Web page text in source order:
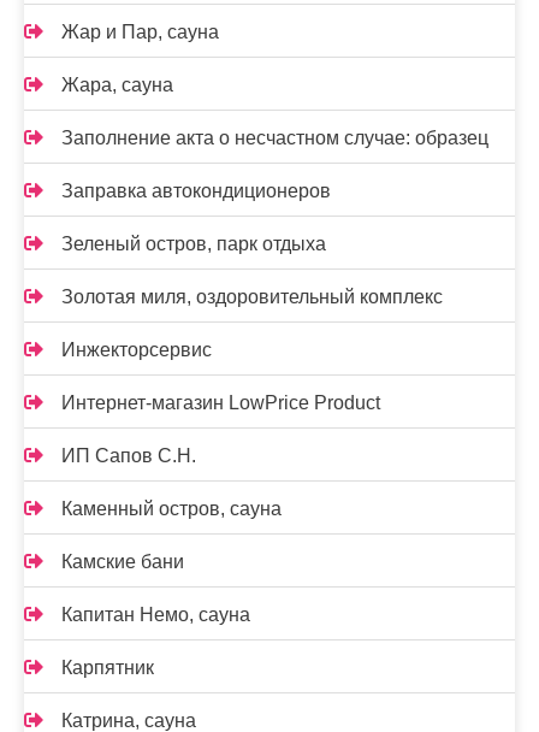
Жар и Пар, сауна
Жара, сауна
Заполнение акта о несчастном случае: образец
Заправка автокондиционеров
Зеленый остров, парк отдыха
Золотая миля, оздоровительный комплекс
Инжекторсервис
Интернет-магазин LowPrice Product
ИП Сапов С.Н.
Каменный остров, сауна
Камские бани
Капитан Немо, сауна
Карпятник
Катрина, сауна